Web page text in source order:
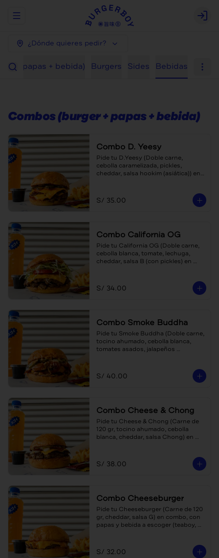
Abrir menu de navegación
¿Dónde quieres pedir?
+ papas + bebida) Burgers Sides Bebidas
Combos (burger + papas + bebida)
Combo D. Yeesy
Pide tu D.Yeesy (Doble carne,
cebolla caramelizada, pickles,
cheddar, salsa hookim (asiática)) en
S/ 35.00
Combo California OG
Pide tu California OG (Doble carne,
cebolla blanca, tomate, lechuga,
cheddar, salsa B (con pickles) en
S/ 34.00
Combo Smoke Buddha
Pide tu Smoke Buddha (Doble carne,
tocino ahumado, cebolla blanca,
tomates asados, jalapeños
bebida a escoger (teaboy, gaseosa o
agua)
S/ 40.00
Combo Cheese & Chong
Pide tu Cheese & Chong (Carne de
120 gr, tocino ahumado, cebolla
blanca, cheddar, salsa Chong) en
S/ 38.00
Combo Cheeseburger
Pide tu Cheeseburger (Carne de 120
gr, cheddar, salsa G) en combo, con
papas y bebida a escoger (teaboy,
S/ 32.00